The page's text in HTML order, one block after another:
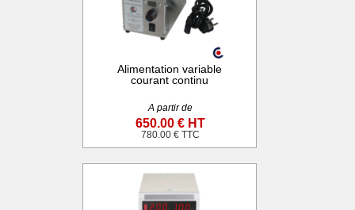
Alimentation variable
courant continu
A partir de
650.00 € HT
780.00 € TTC